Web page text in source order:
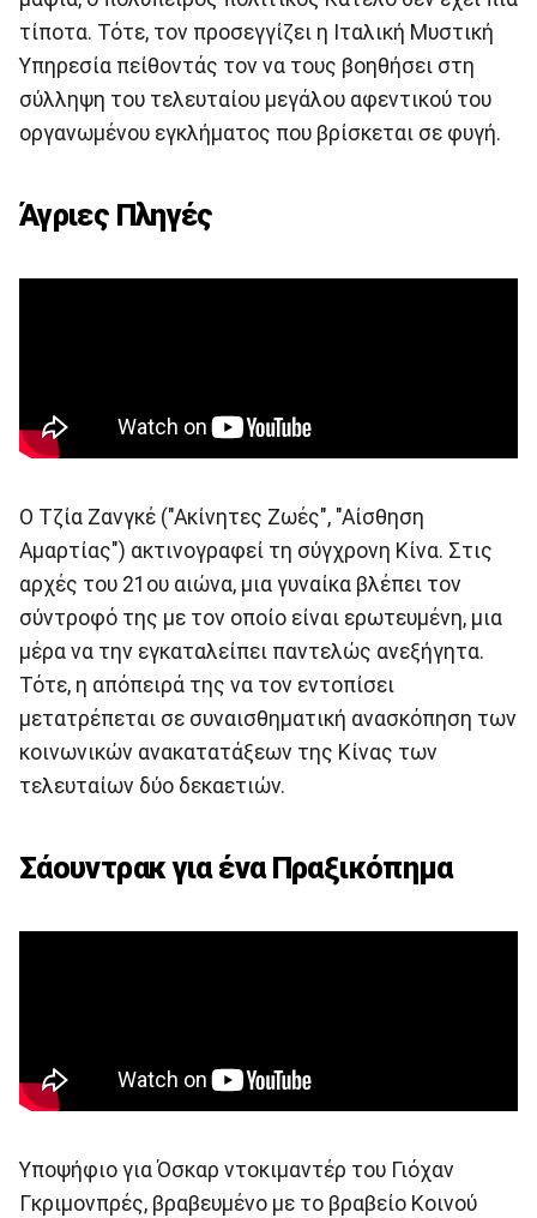
τίποτα. Τότε, τον προσεγγίζει η Ιταλική Μυστική
Υπηρεσία πείθοντάς τον να τους βοηθήσει στη
σύλληψη του τελευταίου μεγάλου αφεντικού του
οργανωμένου εγκλήματος που βρίσκεται σε φυγή.
Άγριες Πληγές
Ο Τζία Ζανγκέ ("Ακίνητες Ζωές", "Αίσθηση
Αμαρτίας") ακτινογραφεί τη σύγχρονη Κίνα. Στις
αρχές του 21ου αιώνα, μια γυναίκα βλέπει τον
σύντροφό της με τον οποίο είναι ερωτευμένη, μια
μέρα να την εγκαταλείπει παντελώς ανεξήγητα.
Τότε, η απόπειρά της να τον εντοπίσει
μετατρέπεται σε συναισθηματική ανασκόπηση των
κοινωνικών ανακατατάξεων της Κίνας των
τελευταίων δύο δεκαετιών.
Σάουντρακ για ένα Πραξικόπημα
Υποψήφιο για Όσκαρ ντοκιμαντέρ του Γιόχαν
Γκριμονπρές, βραβευμένο με το βραβείο Κοινού